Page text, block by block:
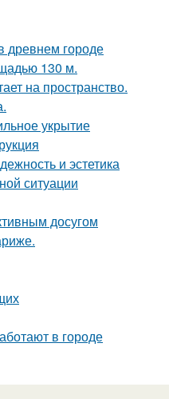
древнем городе
130 м.
на пространство.
укрытие
и эстетика
ситуации
досугом
в городе